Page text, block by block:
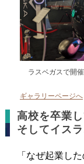
ラスベガスで開
ギャラリーページへ
高校を卒業
そしてイス
「なぜ起業し